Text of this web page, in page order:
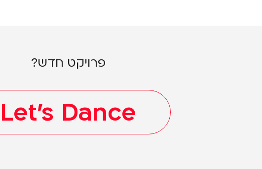
פרויקט חדש?
Let's Dance